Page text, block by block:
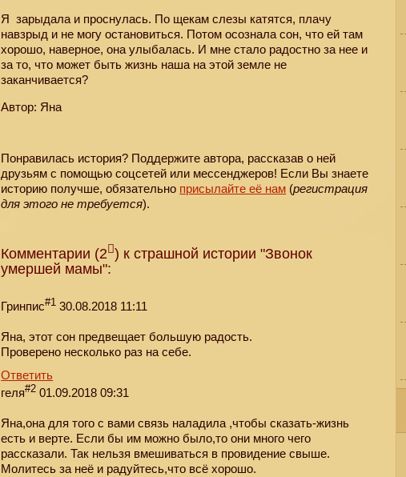
Я зарыдала и проснулась. По щекам слезы катятся, плачу
навзрыд и не могу остановиться. Потом осознала сон, что ей там
хорошо, наверное, она улыбалась. И мне стало радостно за нее и
за то, что может быть жизнь наша на этой земле не
заканчивается?
Автор: Яна
Понравилась история? Поддержите автора, рассказав о ней
друзьям с помощью соцсетей или мессенджеров! Если Вы знаете
историю получше, обязательно присылайте её нам (регистрация
для этого не требуется).
Комментарии (2 ) к страшной истории "Звонок
умершей мамы":
Гринпис#1 30.08.2018 11:11
Яна, этот сон предвещает большую радость.
Проверено несколько раз на себе.
Ответить
геля#2 01.09.2018 09:31
Яна,она для того с вами связь наладила ,чтобы сказать-жизнь
есть и верте. Если бы им можно было,то они много чего
рассказали. Так нельзя вмешиваться в провидение свыше.
Молитесь за неё и радуйтесь,что всё хорошо.